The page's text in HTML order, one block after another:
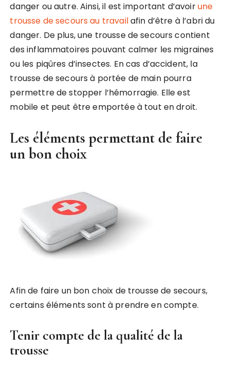
danger ou autre. Ainsi, il est important d’avoirune
trousse de secours au travailafin d’être à l’abri du
danger. De plus, une trousse de secours contient
des inflammatoires pouvant calmer les migraines
ou les piqûres d’insectes. En cas d’accident, la
trousse de secours à portée de main pourra
permettre de stopper l’hémorragie. Elle est
mobile et peut être emportée à tout en droit.
Les éléments permettant de faire
un bon choix
Afin de faire un bon choix de trousse de secours,
certains éléments sont à prendre en compte.
Tenir compte de la qualité de la
trousse